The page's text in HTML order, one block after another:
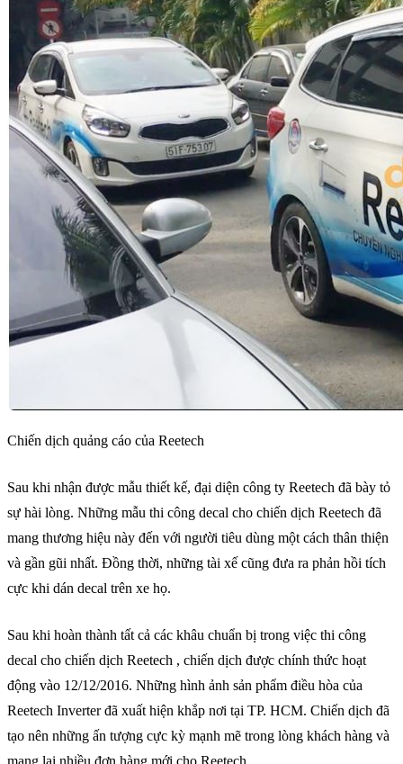
Chiến dịch quảng cáo của Reetech
Sau khi nhận được mẫu thiết kế, đại diện công ty Reetech đã bày tỏ
sự hài lòng. Những mẫu thi công decal cho chiến dịch Reetech đã
mang thương hiệu này đến với người tiêu dùng một cách thân thiện
và gần gũi nhất. Đồng thời, những tài xế cũng đưa ra phản hồi tích
cực khi dán decal trên xe họ.
Sau khi hoàn thành tất cả các khâu chuẩn bị trong việc thi công
decal cho chiến dịch Reetech , chiến dịch được chính thức hoạt
động vào 12/12/2016. Những hình ảnh sản phẩm điều hòa của
Reetech Inverter đã xuất hiện khắp nơi tại TP. HCM. Chiến dịch đã
tạo nên những ấn tượng cực kỳ mạnh mẽ trong lòng khách hàng và
mang lại nhiều đơn hàng mới cho Reetech.